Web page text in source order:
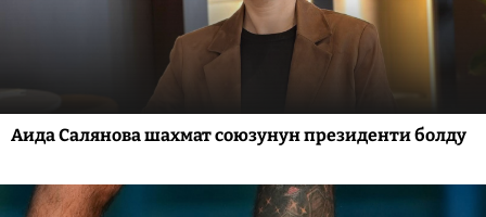
Аида Салянова шахмат союзунун президенти болду